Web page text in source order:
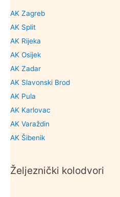
AK Zagreb
AK Split
AK Rijeka
AK Osijek
AK Zadar
AK Slavonski Brod
AK Pula
AK Karlovac
AK Varaždin
AK Šibenik
Željeznički kolodvori